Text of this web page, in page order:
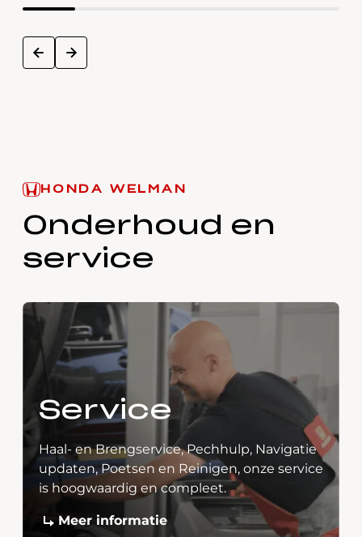
prev next
HONDA WELMAN
Onderhoud en
service
Service
Haal- en Brengservice, Pechhulp, Navigatie
updaten, Poetsen en Reinigen, onze service
is hoogwaardig en compleet.
Meer informatie